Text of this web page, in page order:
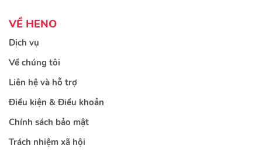
VỀ HENO
Dịch vụ
Về chúng tôi
Liên hệ và hỗ trợ
Điều kiện & Điều khoản
Chính sách bảo mật
Trách nhiệm xã hội